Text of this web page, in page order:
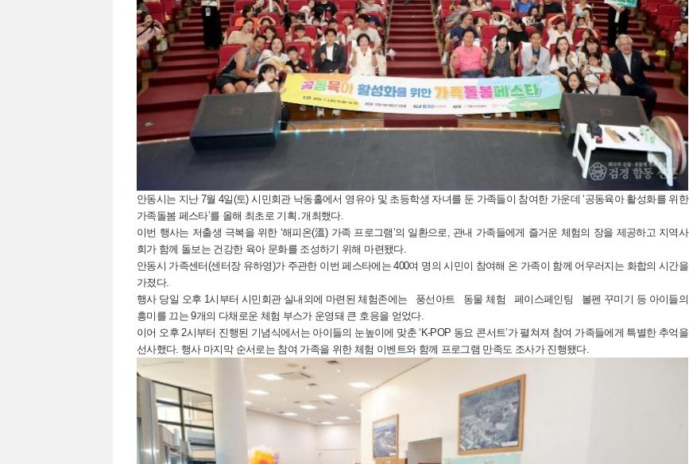
안동시는 지난 7월 4일(토) 시민회관 낙동홀에서 영유아 및 초등학생 자녀를 둔 가족들이 참여한 가운데 ‘공동육아 활성화를 위한
가족돌봄 페스타’를 올해 최초로 기획․개최했다.
이번 행사는 저출생 극복을 위한 ‘해피온(溫) 가족 프로그램’의 일환으로, 관내 가족들에게 즐거운 체험의 장을 제공하고 지역사
회가 함께 돌보는 건강한 육아 문화를 조성하기 위해 마련됐다.
안동시 가족센터(센터장 유하영)가 주관한 이번 페스타에는 400여 명의 시민이 참여해 온 가족이 함께 어우러지는 화합의 시간을
가졌다.
행사 당일 오후 1시부터 시민회관 실내외에 마련된 체험존에는 풍선아트 동물 체험 페이스페인팅 볼펜 꾸미기 등 아이들의
흥미를 끄는 9개의 다채로운 체험 부스가 운영돼 큰 호응을 얻었다.
이어 오후 2시부터 진행된 기념식에서는 아이들의 눈높이에 맞춘 ‘K-POP 동요 콘서트’가 펼쳐져 참여 가족들에게 특별한 추억을
선사했다. 행사 마지막 순서로는 참여 가족을 위한 체험 이벤트와 함께 프로그램 만족도 조사가 진행됐다.